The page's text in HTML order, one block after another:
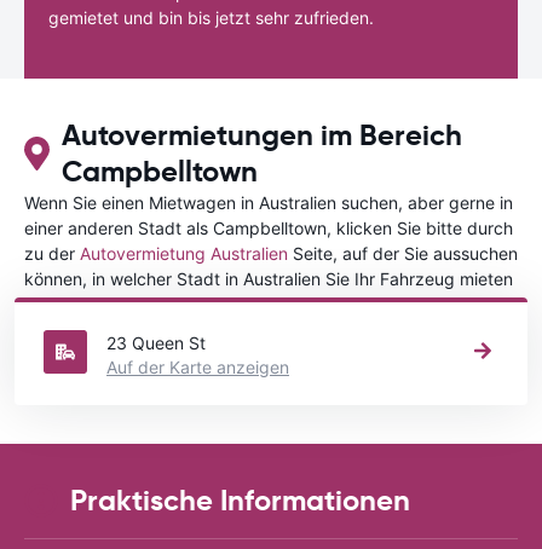
gemietet und bin bis jetzt sehr zufrieden.
Autovermietungen im Bereich
Campbelltown
Wenn Sie einen Mietwagen in Australien suchen, aber gerne in
einer anderen Stadt als Campbelltown, klicken Sie bitte durch
zu der Autovermietung Australien Seite, auf der Sie aussuchen
können, in welcher Stadt in Australien Sie Ihr Fahrzeug mieten
wollen.
23 Queen St
Auf der Karte anzeigen
Praktische Informationen